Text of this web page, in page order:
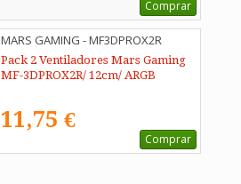
Comprar
MARS GAMING - MF3DPROX2R
Pack 2 Ventiladores Mars Gaming
MF-3DPROX2R/ 12cm/ ARGB
11,75 €
Comprar